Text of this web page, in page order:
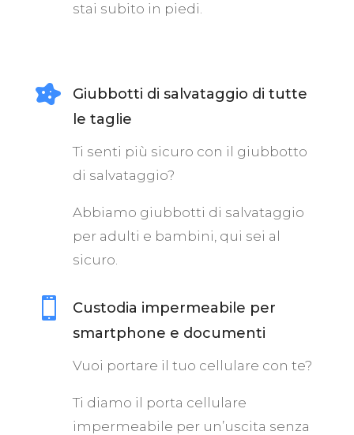
stai subito in piedi.

Giubbotti di salvataggio di tutte
le taglie
Ti senti più sicuro con il giubbotto
di salvataggio?
Abbiamo giubbotti di salvataggio
per adulti e bambini, qui sei al
sicuro.

Custodia impermeabile per
smartphone e documenti
Vuoi portare il tuo cellulare con te?
Ti diamo il porta cellulare
impermeabile per un’uscita senza